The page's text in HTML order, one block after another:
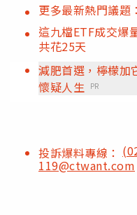
更多最新熱門議題
這九檔ETF成交
共花25天
減肥首選，檸檬加
懷疑人生
PR
投訴爆料專線：
119@ctwant.com